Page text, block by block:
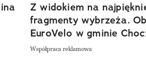
Z widokiem na
fragmenty wybrzeża.
EuroVelo w gminie
Współpraca reklamowa